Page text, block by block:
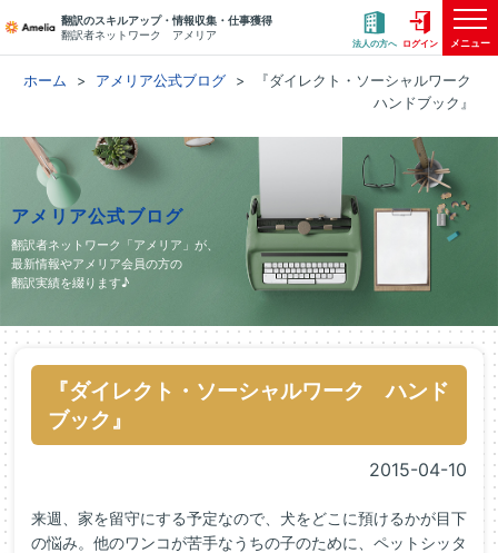
翻訳のスキルアップ・情報収集・仕事獲得
翻訳者ネットワーク アメリア
法人の方へ ログイン メニュー
ホーム アメリア公式ブログ
『ダイレクト・ソーシャルワーク
ハンドブック』
アメリア公式ブログ
翻訳者ネットワーク「アメリア」が、
最新情報やアメリア会員の方の
翻訳実績を綴ります♪
『ダイレクト・ソーシャルワーク ハンド
ブック』
2015-04-10
来週、家を留守にする予定なので、犬をどこに預けるかが目下
の悩み。他のワンコが苦手なうちの子のために、ペットシッタ